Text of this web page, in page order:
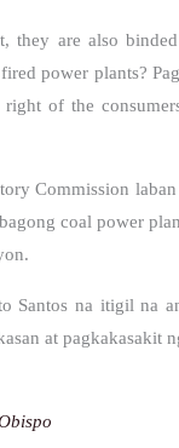
they are also
power plants?
of the
Commission
coal power
Santos na itigil na
at pagkakasakit